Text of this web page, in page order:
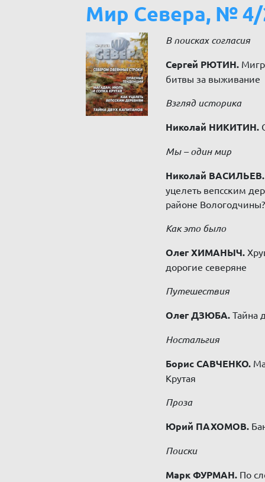
Мир Севера, № 4/
В поисках согласия
Сергей РЮТИН.
битвы за выживание
Взгляд историка
Николай НИКИТИН.
Мы – один мир
Николай ВАСИЛЬЕВ.
уцелеть вепсским
районе Вологодчины?
Как это было
Олег ХИМАНЫЧ.
дорогие северяне
Путешествия
Олег ДЗЮБА. Тайна
Ностальгия
Борис САВЧЕНКО.
Крутая
Проза
Юрий ПАХОМОВ.
Поиски
Марк ФУРМАН. По